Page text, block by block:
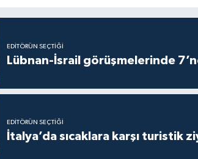
EDITÖRÜN SEÇTIĞI
Lübnan-İsrail görüşmelerinde
EDITÖRÜN SEÇTIĞI
İtalya’da sıcaklara karşı turistik